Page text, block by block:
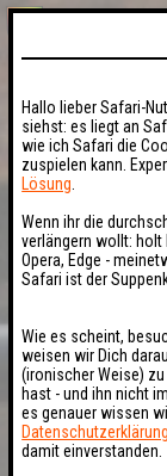
Hallo lieber Safari-
siehst: es liegt an
wie ich Safari die
zuspielen kann.
Lösung
Wenn ihr die
verlängern wollt: holt
Opera, Edge -
Safari ist der
Wie es scheint,
weisen wir Dich
(ironischer Weise) zu
hast - und ihn nicht
es genauer wissen
Datenschutzerklärung
damit einverstanden.